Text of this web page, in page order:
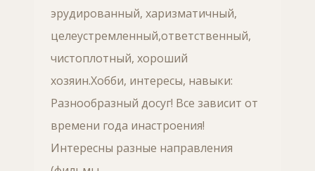
эрудированный, харизматичный,
целеустремленный,ответственный,
чистоплотный, хороший
хозяин.Хобби, интересы, навыки:
Разнообразный досуг! Все зависит от
времени года инастроения!
Интересны разные направления